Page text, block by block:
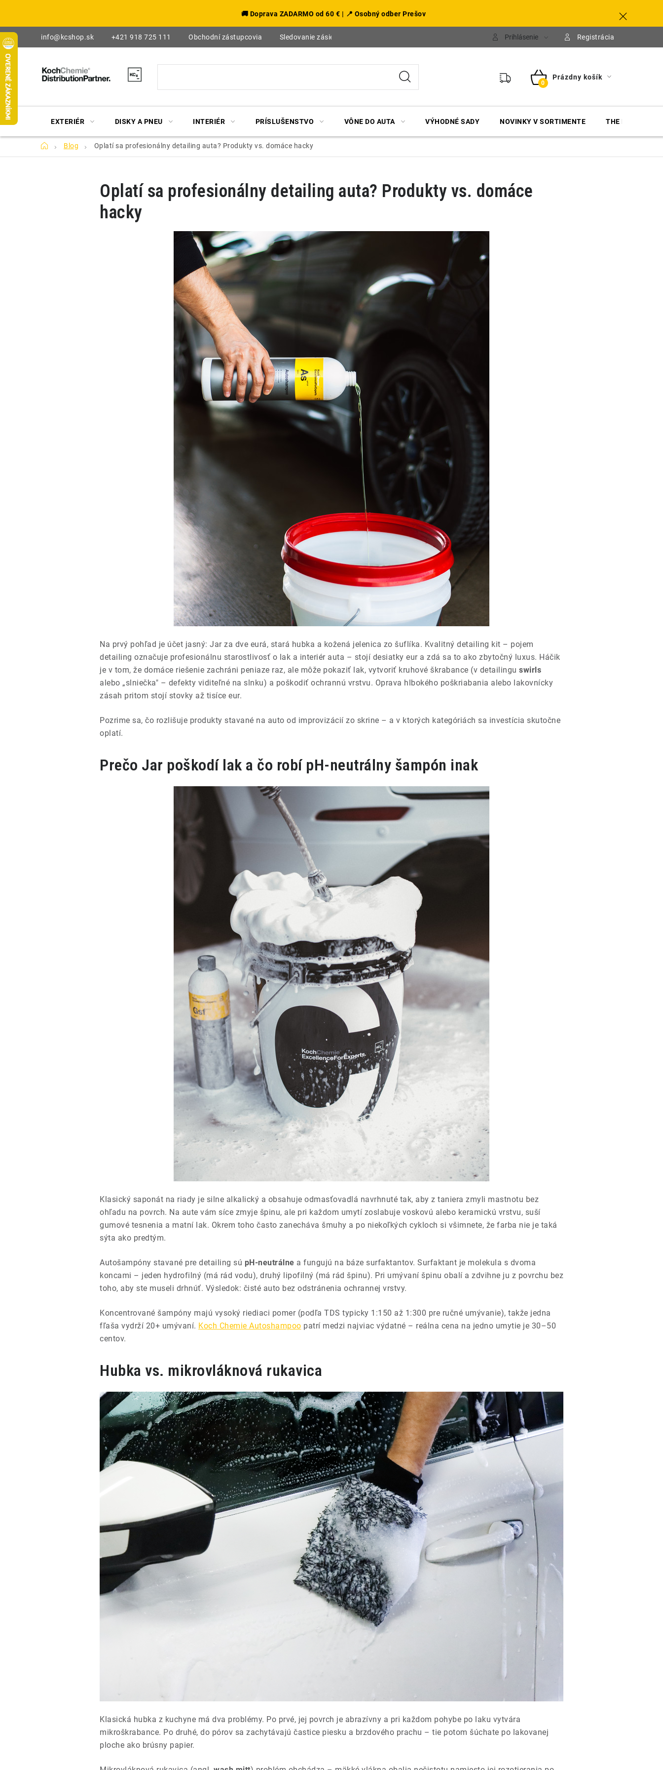
obsah
🚚 Doprava ZADARMO od 60 € | 📍 Osobný odber Prešov
info@kcshop.sk +421 918 725 111 Obchodní zástupcovia Sledovanie zásielky Prihlásenie Registrácia
NÁKUPNÝ
Prázdny košík
EXTERIÉR DISKY A PNEU INTERIÉR PRÍSLUŠENSTVO VÔNE DO AUTA VÝHODNÉ SADY NOVINKY V SORTIMENTE THE FINISHER
DomovBlog Oplatí sa profesionálny detailing auta? Produkty vs. domáce hacky
Oplatí sa profesionálny detailing auta? Produkty vs. domáce
hacky
Na prvý pohľad je účet jasný: Jar za dve eurá, stará hubka a kožená jelenica zo šuflíka. Kvalitný detailing kit – pojem
detailing označuje profesionálnu starostlivosť o lak a interiér auta – stojí desiatky eur a zdá sa to ako zbytočný luxus. Háčik
je v tom, že domáce riešenie zachráni peniaze raz, ale môže pokaziť lak, vytvoriť kruhové škrabance (v detailingu swirls
alebo „slniečka" – defekty viditeľné na slnku) a poškodiť ochrannú vrstvu. Oprava hlbokého poškriabania alebo lakovnícky
zásah pritom stojí stovky až tisíce eur.
Pozrime sa, čo rozlišuje produkty stavané na auto od improvizácií zo skrine – a v ktorých kategóriách sa investícia skutočne
oplatí.
Prečo Jar poškodí lak a čo robí pH-neutrálny šampón inak
Klasický saponát na riady je silne alkalický a obsahuje odmasťovadlá navrhnuté tak, aby z taniera zmyli mastnotu bez
ohľadu na povrch. Na aute vám síce zmyje špinu, ale pri každom umytí zoslabuje voskovú alebo keramickú vrstvu, suší
gumové tesnenia a matní lak. Okrem toho často zanecháva šmuhy a po niekoľkých cykloch si všimnete, že farba nie je taká
sýta ako predtým.
Autošampóny stavané pre detailing sú pH-neutrálne a fungujú na báze surfaktantov. Surfaktant je molekula s dvoma
koncami – jeden hydrofilný (má rád vodu), druhý lipofilný (má rád špinu). Pri umývaní špinu obalí a zdvihne ju z povrchu bez
toho, aby ste museli drhnúť. Výsledok: čisté auto bez odstránenia ochrannej vrstvy.
Koncentrované šampóny majú vysoký riediaci pomer (podľa TDS typicky 1:150 až 1:300 pre ručné umývanie), takže jedna
fľaša vydrží 20+ umývaní. Koch Chemie Autoshampoo patrí medzi najviac výdatné – reálna cena na jedno umytie je 30–50
centov.
Hubka vs. mikrovláknová rukavica
Klasická hubka z kuchyne má dva problémy. Po prvé, jej povrch je abrazívny a pri každom pohybe po laku vytvára
mikroškrabance. Po druhé, do pórov sa zachytávajú častice piesku a brzdového prachu – tie potom šúchate po lakovanej
ploche ako brúsny papier.